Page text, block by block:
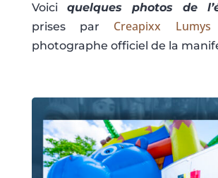
Voici quelques photos de
prises par Creapixx
photographe officiel de la